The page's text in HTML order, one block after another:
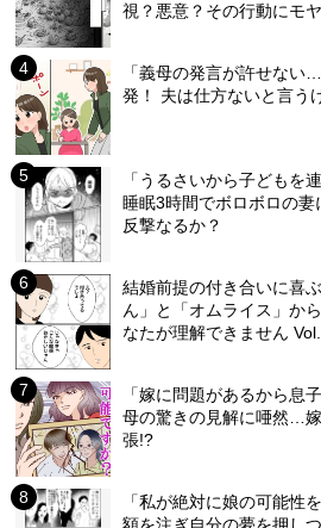
視？悪意？その行動にモ
「義母の発言が許せない
発！ 夫は仕方ないと言う
「うるさいから子どもを
睡眠3時間でボロボロの
反撃なるか？
結婚前提の付き合いに喜
ん」と「オムライス」か
なたが理解できません
「嫁に問題があるから息
母の驚きの見解に唖然…
張!?
「私が絶対に娘の可能性